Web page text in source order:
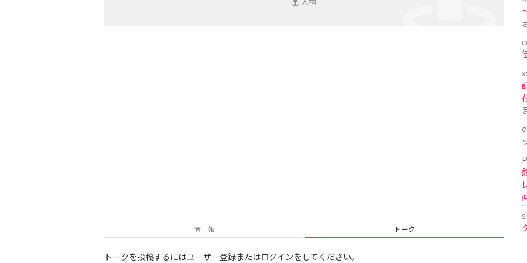
情 報 トーク
トークを投稿するにはユーザー登録またはログインをしてください。